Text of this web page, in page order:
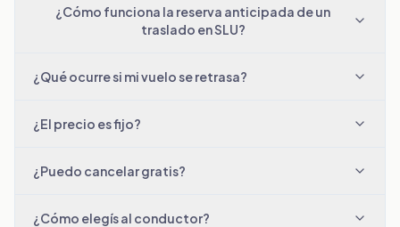
¿Cómo funciona la reserva anticipada de un
traslado en SLU?
¿Qué ocurre si mi vuelo se retrasa?
¿El precio es fijo?
¿Puedo cancelar gratis?
¿Cómo elegís al conductor?